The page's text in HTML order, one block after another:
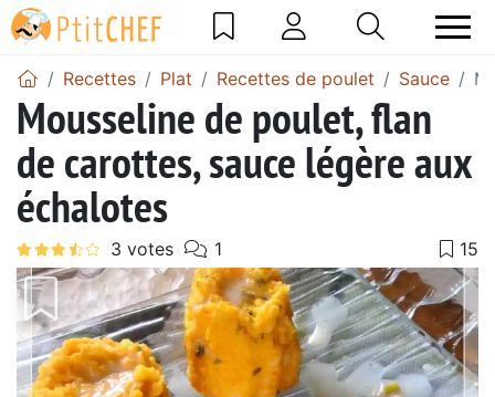
Recettes Plat Recettes de poulet Sauce
Mousseline de poulet, flan
de carottes, sauce légère aux
échalotes